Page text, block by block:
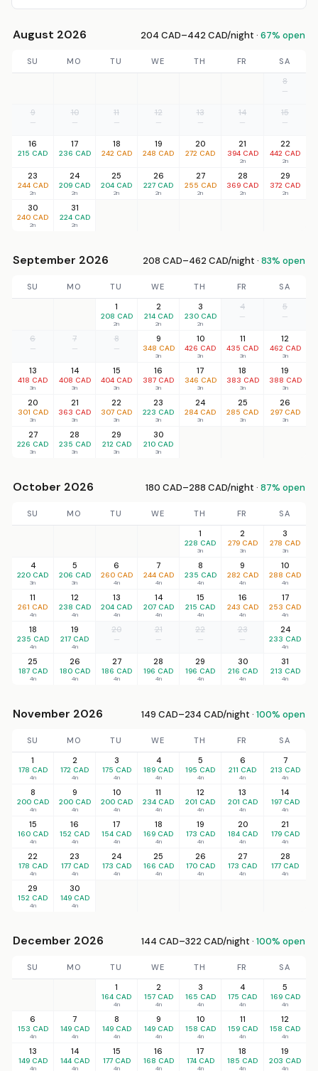
August 2026 204 CAD–442 CAD/night · 67% open
SU MO TU WE TH FR
SA
8
—
9
—
10
—
11
—
12
—
13
—
14
—
15
—
16
215 CAD
17
236 CAD
18
242 CAD
19
248 CAD
20
272 CAD
21
394 CAD
2n
22
442 CAD
2n
23
244 CAD
2n
24
209 CAD
2n
25
204 CAD
2n
26
227 CAD
2n
27
255 CAD
2n
28
369 CAD
2n
29
372 CAD
2n
30
240 CAD
2n
31
224 CAD
2n
September 2026 208 CAD–462 CAD/night · 83% open
SU MO TU WE TH FR
SA
1
208 CAD
2n
2
214 CAD
2n
3
230 CAD
2n
4
—
5
—
6
—
7
—
8
—
9
348 CAD
3n
10
426 CAD
3n
11
435 CAD
3n
12
462 CAD
3n
13
418 CAD
3n
14
408 CAD
3n
15
404 CAD
3n
16
387 CAD
3n
17
346 CAD
3n
18
383 CAD
3n
19
388 CAD
3n
20
301 CAD
3n
21
363 CAD
3n
22
307 CAD
3n
23
223 CAD
3n
24
284 CAD
3n
25
285 CAD
3n
26
297 CAD
3n
27
226 CAD
3n
28
235 CAD
3n
29
212 CAD
3n
30
210 CAD
3n
October 2026 180 CAD–288 CAD/night · 87% open
SU MO TU WE TH FR
SA
1
228 CAD
3n
2
279 CAD
3n
3
278 CAD
3n
4
220 CAD
3n
5
206 CAD
3n
6
260 CAD
4n
7
244 CAD
4n
8
235 CAD
4n
9
282 CAD
4n
10
288 CAD
4n
11
261 CAD
4n
12
238 CAD
4n
13
204 CAD
4n
14
207 CAD
4n
15
215 CAD
4n
16
243 CAD
4n
17
253 CAD
4n
18
235 CAD
4n
19
217 CAD
4n
20
—
21
—
22
—
23
—
24
233 CAD
4n
25
187 CAD
4n
26
180 CAD
4n
27
186 CAD
4n
28
196 CAD
4n
29
196 CAD
4n
30
216 CAD
4n
31
213 CAD
4n
November 2026 149 CAD–234 CAD/night · 100% open
SU MO TU WE TH FR
SA
1
178 CAD
4n
2
172 CAD
4n
3
175 CAD
4n
4
189 CAD
4n
5
195 CAD
4n
6
211 CAD
4n
7
213 CAD
4n
8
200 CAD
4n
9
200 CAD
4n
10
200 CAD
4n
11
234 CAD
4n
12
201 CAD
4n
13
201 CAD
4n
14
197 CAD
4n
15
160 CAD
4n
16
152 CAD
4n
17
154 CAD
4n
18
169 CAD
4n
19
173 CAD
4n
20
184 CAD
4n
21
179 CAD
4n
22
178 CAD
4n
23
177 CAD
4n
24
173 CAD
4n
25
166 CAD
4n
26
170 CAD
4n
27
173 CAD
4n
28
177 CAD
4n
29
152 CAD
4n
30
149 CAD
4n
December 2026 144 CAD–322 CAD/night · 100% open
SU MO TU WE TH FR
SA
1
164 CAD
4n
2
157 CAD
4n
3
165 CAD
4n
4
175 CAD
4n
5
169 CAD
4n
6
153 CAD
4n
7
149 CAD
4n
8
149 CAD
4n
9
149 CAD
4n
10
158 CAD
4n
11
159 CAD
4n
12
158 CAD
4n
13
149 CAD
4n
14
144 CAD
4n
15
177 CAD
4n
16
168 CAD
4n
17
174 CAD
4n
18
185 CAD
4n
19
203 CAD
4n